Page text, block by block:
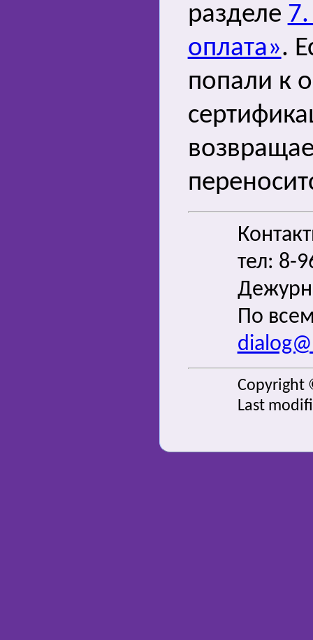
разделе
оплата».
попали к
тел: 8-
По
Copyright
Last